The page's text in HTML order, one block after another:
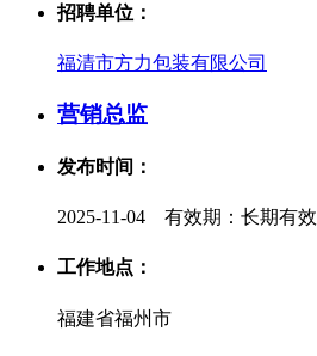
招聘单位：
福清市方力包装有限公司
营销总监
发布时间：
2025-11-04 有效期：长期有效
工作地点：
福建省福州市